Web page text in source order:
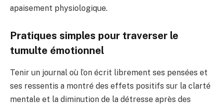
apaisement physiologique.
Pratiques simples pour traverser le
tumulte émotionnel
Tenir un journal où l’on écrit librement ses pensées et
ses ressentis a montré des effets positifs sur la clarté
mentale et la diminution de la détresse après des